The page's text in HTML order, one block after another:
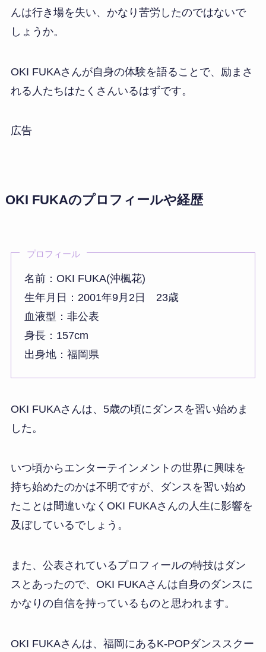
んは行き場を失い、かなり苦労したのではないで
しょうか。
OKI FUKAさんが自身の体験を語ることで、励まさ
れる人たちはたくさんいるはずです。
広告
OKI FUKAのプロフィールや経歴
プロフィール
名前：OKI FUKA(沖楓花)
生年月日：2001年9月2日 23歳
血液型：非公表
身長：157cm
出身地：福岡県
OKI FUKAさんは、5歳の頃にダンスを習い始めま
した。
いつ頃からエンターテインメントの世界に興味を
持ち始めたのかは不明ですが、ダンスを習い始め
たことは間違いなくOKI FUKAさんの人生に影響を
及ぼしているでしょう。
また、公表されているプロフィールの特技はダン
スとあったので、OKI FUKAさんは自身のダンスに
かなりの自信を持っているものと思われます。
OKI FUKAさんは、福岡にあるK-POPダンススクー